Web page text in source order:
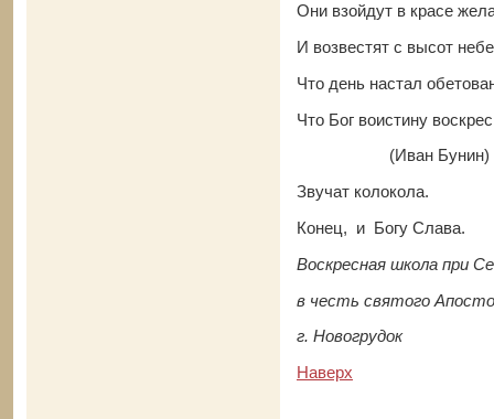
Они взойдут в красе
И возвестят с высот
Что день настал
Что Бог воистину
(Иван Бунин)
Звучат колокола.
Конец, и Богу Слава.
Воскресная школа при
в честь святого
г. Новогрудок
Наверх